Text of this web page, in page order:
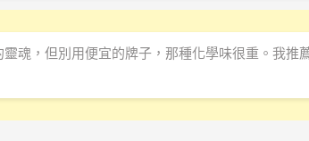
魂，但別用便宜的牌子，那種化學味很重。我推